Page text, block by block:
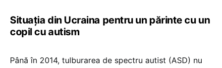
Situația din Ucraina pentru un părinte cu un
copil cu autism
Până în 2014, tulburarea de spectru autist (ASD) nu